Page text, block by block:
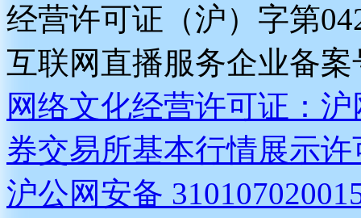
经营许可证（沪）字第
互联网直播服务企业备案
网络文化经营许可证：
券交易所基本行情展示许
沪公网安备